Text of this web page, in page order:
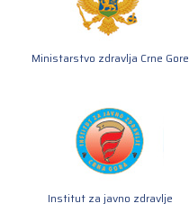
Ministarstvo zdravlja Crne Gore
Institut za javno zdravlje